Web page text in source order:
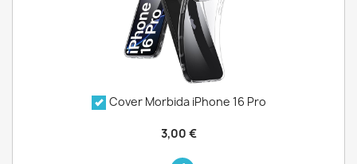
Cover Morbida iPhone 16 Pro
3,00 €